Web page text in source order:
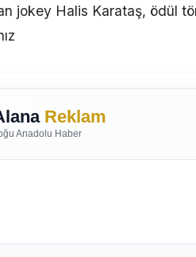
jokey Halis Karataş, ödül
Reklam
Anadolu Haber